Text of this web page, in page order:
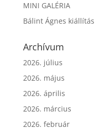
MINI GALÉRIA
Bálint Ágnes kiállítás
Archívum
2026. július
2026. május
2026. április
2026. március
2026. február